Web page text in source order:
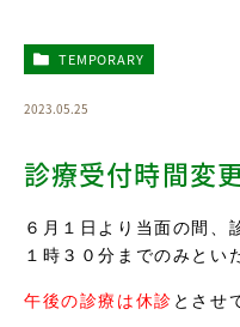
TEMPORARY
2023.05.25
診療受付時間変
６月１日より当面の間、
１時３０分までのみとい
午後の診療は休診 とさせ